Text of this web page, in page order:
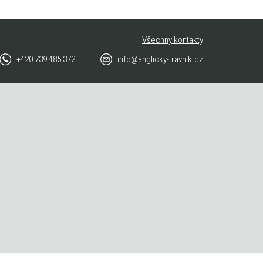
Všechny kontakty
+420 739 485 372 info@anglicky-travnik.cz